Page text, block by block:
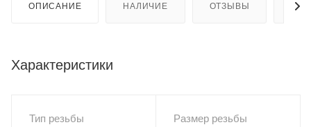
ОПИСАНИЕ НАЛИЧИЕ ОТЗЫВЫ
Характеристики
Тип резьбы
Размер резьбы